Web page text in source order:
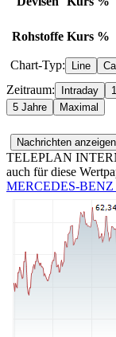
Rohstoffe Kurs %
Chart-Typ:
Zeitraum:
TELEPLAN
auch für diese
MERCEDES-